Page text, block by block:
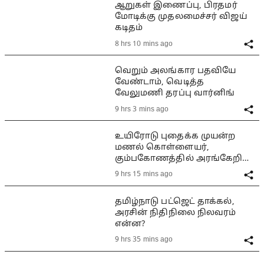
ஆறுகள் இணைப்பு, பிரதமர்
மோடிக்கு முதலமைச்சர் விஜய்
கடிதம்
8 hrs 10 mins ago
வெறும் அலங்கார பதவியே
வேண்டாம், வெடித்த
வேலுமணி தரப்பு வார்னிங்
9 hrs 3 mins ago
உயிரோடு புதைக்க முயன்ற
மணல் கொள்ளையர்,
கும்பகோணத்தில் அரங்கேறிய
பயங்கரம்
9 hrs 15 mins ago
தமிழ்நாடு பட்ஜெட் தாக்கல்,
அரசின் நிதிநிலை நிலவரம்
என்ன?
9 hrs 35 mins ago